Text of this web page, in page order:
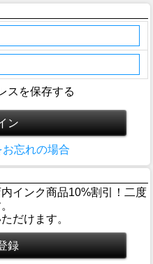
スを保存する
忘れの場合
インク商品10%割引！二度
だけます。